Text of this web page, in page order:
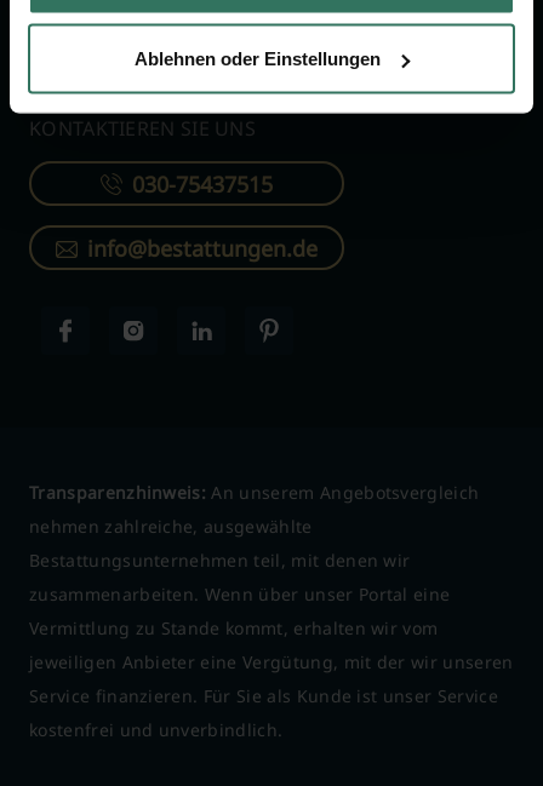
Ablehnen oder Einstellungen
Für Bestatter
KONTAKTIEREN SIE UNS
030-75437515
info@bestattungen.de
Transparenzhinweis: An unserem Angebotsvergleich
nehmen zahlreiche, ausgewählte
Bestattungsunternehmen teil, mit denen wir
zusammenarbeiten. Wenn über unser Portal eine
Vermittlung zu Stande kommt, erhalten wir vom
jeweiligen Anbieter eine Vergütung, mit der wir unseren
Service finanzieren. Für Sie als Kunde ist unser Service
kostenfrei und unverbindlich.